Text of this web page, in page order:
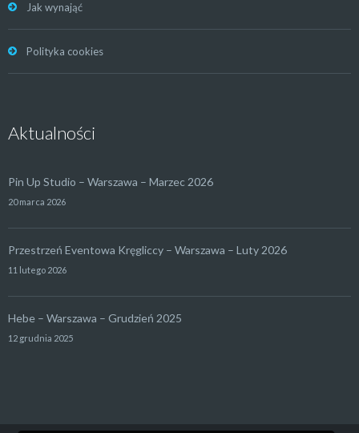
Jak wynająć
Polityka cookies
Aktualności
Pin Up Studio – Warszawa – Marzec 2026
20 marca 2026
Przestrzeń Eventowa Kręgliccy – Warszawa – Luty 2026
11 lutego 2026
Hebe – Warszawa – Grudzień 2025
12 grudnia 2025